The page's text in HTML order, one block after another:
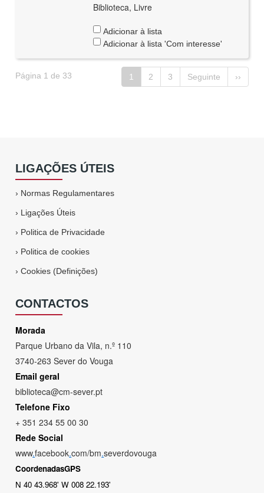
Biblioteca, Livre
Adicionar à lista
Adicionar à lista 'Com interesse'
Página 1 de 33 1 2 3 Seguinte ››
LIGAÇÕES ÚTEIS
› Normas Regulamentares
› Ligações Úteis
› Politica de Privacidade
› Politica de cookies
›Cookies (Definições)
CONTACTOS
Morada
Parque Urbano da Vila, n.º 110
3740-263 Sever do Vouga
Email geral
biblioteca@cm-sever.pt
Telefone Fixo
+ 351 234 55 00 30
Rede Social
www.facebook.com/bm.severdovouga
CoordenadasGPS
N 40 43.968' W 008 22.193'